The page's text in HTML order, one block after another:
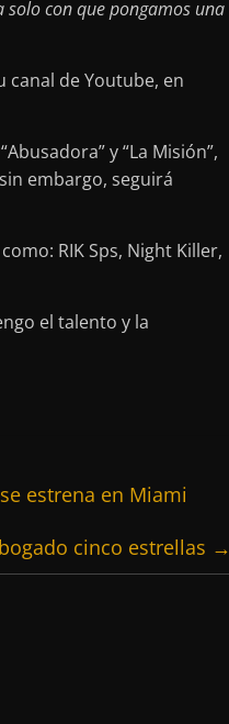
solo con que pongamos una
canal de Youtube, en
y “La Misión”,
embargo, seguirá
RIK Sps, Night Killer,
el talento y la
estrena en Miami
cinco estrellas →